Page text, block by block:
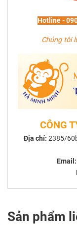
Hotline -
Chúng tôi
CÔNG
Địa chỉ: 2385/
Email:
Sản phẩm